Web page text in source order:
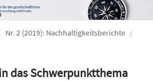
Nr. 2 (2019): Nachhaltigkeitsberichte /
das Schwerpunktthema